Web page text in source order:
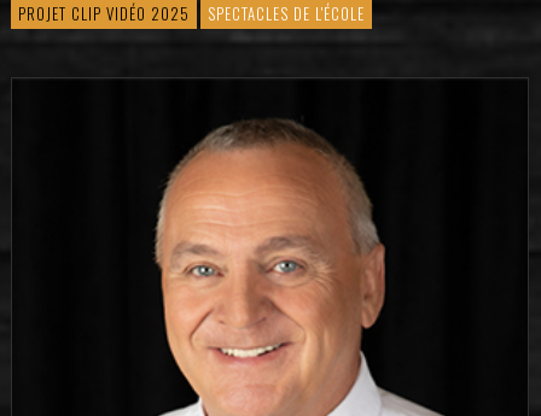
PROJET CLIP VIDÉO 2025 SPECTACLES DE L'ÉCOLE